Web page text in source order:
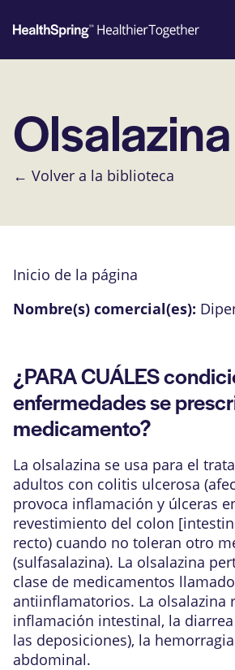
Olsalazina
← Volver a la biblioteca
Inicio de la página
Nombre(s) comercial(es):
¿PARA CUÁLES
enfermedades se
medicamento?
La olsalazina se usa para el
adultos con colitis ulcerosa
provoca inflamación y úlceras
revestimiento del colon
recto) cuando no toleran otro
(sulfasalazina). La olsalazina
clase de medicamentos
antiinflamatorios. La olsalazina
inflamación intestinal, la
las deposiciones), la
abdominal.